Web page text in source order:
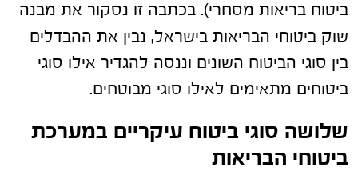
ביטוח בריאות מסחרי). בכתבה זו נסקור את מבנה
שוק ביטוחי הבריאות בישראל, נבין את ההבדלים
בין סוגי הביטוח השונים וננסה להגדיר אילו סוגי
ביטוחים מתאימים לאילו סוגי מבוטחים.
שלושה סוגי ביטוח עיקריים במערכת
ביטוחי הבריאות